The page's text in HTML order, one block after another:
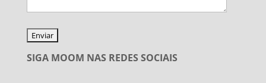
SIGA MOOM NAS REDES SOCIAIS